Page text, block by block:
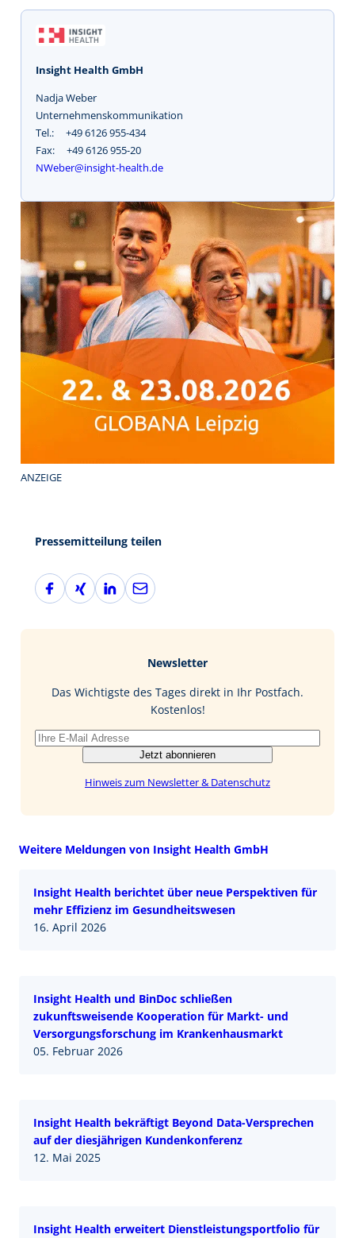
Insight Health GmbH
Nadja Weber
Unternehmenskommunikation
Tel.: +49 6126 955-434
Fax: +49 6126 955-20
NWeber@insight-health.de
ANZEIGE
Pressemitteilung teilen
F
a
X
i
L
i
I
E
-
Newsletter
Das Wichtigste des Tages direkt in Ihr Postfach.
Kostenlos!
Jetzt abonnieren
Hinweis zum Newsletter & Datenschutz
Weitere Meldungen von Insight Health GmbH
Insight Health berichtet über neue Perspektiven für
mehr Effizienz im Gesundheitswesen
16. April 2026
Insight Health und BinDoc schließen
zukunftsweisende Kooperation für Markt- und
Versorgungsforschung im Krankenhausmarkt
05. Februar 2026
Insight Health bekräftigt Beyond Data-Versprechen
auf der diesjährigen Kundenkonferenz
12. Mai 2025
Insight Health erweitert Dienstleistungsportfolio für